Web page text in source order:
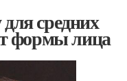
средних
формы лица